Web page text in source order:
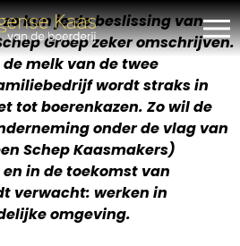
kun je de beslissing van
Groep zeker omschrijven.
melk van de twee
wordt straks in
tot boerenkazen. Zo wil de
onder de vlag van
Schep Kaasmakers)
in de toekomst van
verwacht: werken in
omgeving.